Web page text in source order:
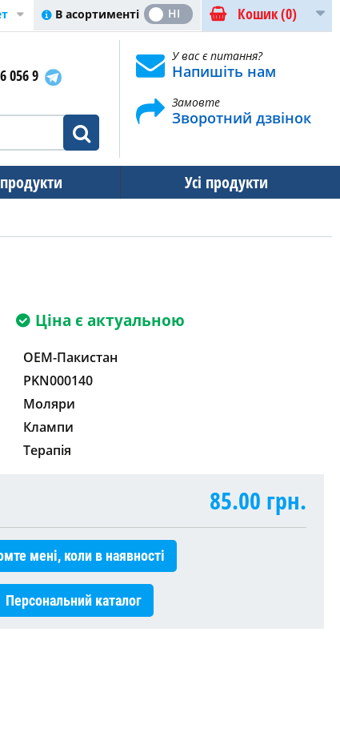
Кошик(0)
В асортименті
ТАК НІ
056 9
У вас є питання?
Напишіть нам
Замовте
Зворотний дзвінок
Усі продукти
Ціна є актуальною
OEM-Пакистан
PKN000140
Моляри
Клампи
Терапія
85.00 грн.
мені, коли в наявності
Персональний каталог